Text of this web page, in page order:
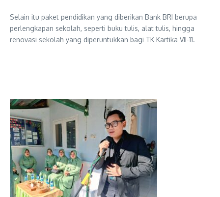
Selain itu paket pendidikan yang diberikan Bank BRI berupa
perlengkapan sekolah, seperti buku tulis, alat tulis, hingga
renovasi sekolah yang diperuntukkan bagi TK Kartika VII-11.